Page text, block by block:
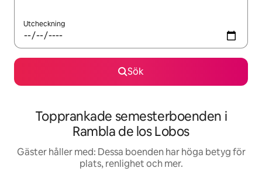
Utcheckning
Sök
Topprankade semesterboenden i
Rambla de los Lobos
Gäster håller med: Dessa boenden har höga betyg för
plats, renlighet och mer.